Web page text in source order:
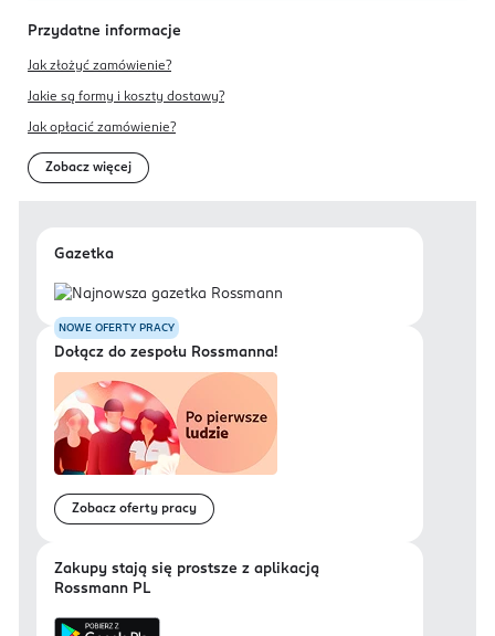
Przydatne informacje
Jak złożyć zamówienie?
Jakie są formy i koszty dostawy?
Jak opłacić zamówienie?
Zobacz więcej
Gazetka
NOWE OFERTY PRACY
Dołącz do zespołu Rossmanna!
Zobacz oferty pracy
Zakupy stają się prostsze z aplikacją
Rossmann PL